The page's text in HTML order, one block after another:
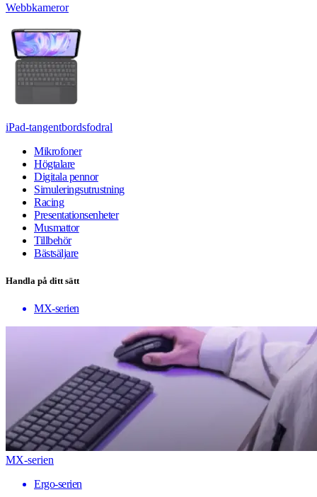
Webbkameror
iPad-tangentbordsfodral
Mikrofoner
Högtalare
Digitala pennor
Simuleringsutrustning
Racing
Presentationsenheter
Musmattor
Tillbehör
Bästsäljare
Handla på ditt sätt
MX-serien
MX-serien
Ergo-serien